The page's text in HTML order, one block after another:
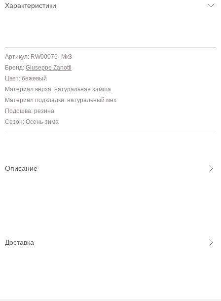
Характеристики
Артикул: RW00076_Mк3
Бренд: Giuseppe Zanotti
Цвет: бежевый
Материал верха: натуральная замша
Материал подкладки: натуральный мех
Подошва: резина
Сезон: Осень-зима
Описание
Доставка